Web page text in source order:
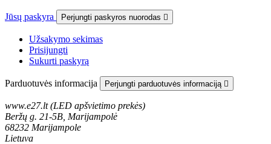
Jūsų paskyra Perjungti paskyros nuorodas 
Užsakymo sekimas
Prisijungti
Sukurti paskyrą
Parduotuvės informacija Perjungti parduotuvės informaciją 
www.e27.lt (LED apšvietimo prekės)
Beržų g. 21-5B, Marijampolė
68232 Marijampole
Lietuva